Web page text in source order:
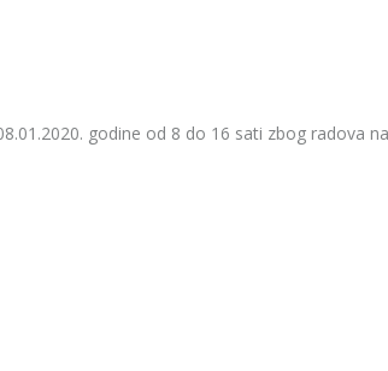
godine od 8 do 16 sati zbog radova